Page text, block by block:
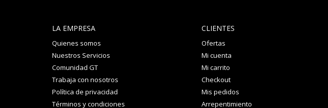
LA EMPRESA
Quienes somos
Nuestros Servicios
Comunidad GT
Trabaja con nosotros
Política de privacidad
Términos y condiciones
CLIENTES
Ofertas
Mi cuenta
Mi carrito
Checkout
Mis pedidos
Arrepentimiento